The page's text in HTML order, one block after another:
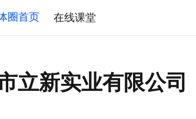
圈首页 在线课堂
立新实业有限公司